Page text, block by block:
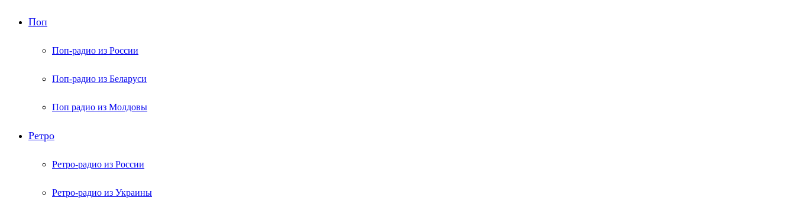
Поп
Поп-радио из России
Поп-радио из Беларуси
Поп радио из Молдовы
Ретро
Ретро-радио из России
Ретро-радио из Украины